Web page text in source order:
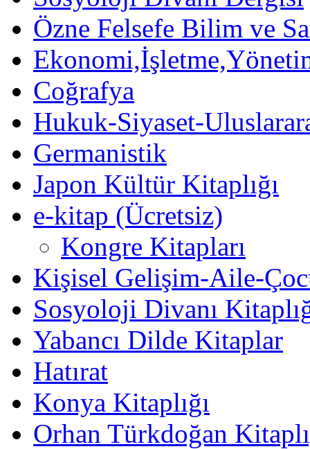
Özne Felsefe Bilim ve
Coğrafya
Hukuk-Siyaset-
Germanistik
Japon Kültür Kitaplığı
e-kitap (Ücretsiz)
Kongre Kitapları
Kişisel Gelişim-Aile-
Sosyoloji Divanı
Yabancı Dilde Kitaplar
Hatırat
Konya Kitaplığı
Orhan Türkdoğan